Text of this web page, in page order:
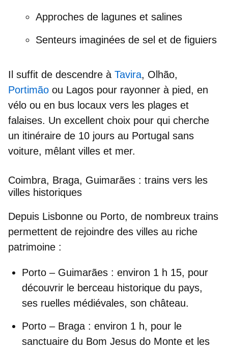
Approches de lagunes et salines
Senteurs imaginées de sel et de figuiers
Il suffit de descendre à Tavira, Olhão,
Portimão ou Lagos pour rayonner à pied, en
vélo ou en bus locaux vers les plages et
falaises. Un excellent choix pour qui cherche
un itinéraire de 10 jours au Portugal sans
voiture, mêlant villes et mer.
Coimbra, Braga, Guimarães : trains vers les
villes historiques
Depuis Lisbonne ou Porto, de nombreux trains
permettent de rejoindre des villes au riche
patrimoine :
Porto – Guimarães : environ 1 h 15, pour
découvrir le berceau historique du pays,
ses ruelles médiévales, son château.
Porto – Braga : environ 1 h, pour le
sanctuaire du Bom Jesus do Monte et les